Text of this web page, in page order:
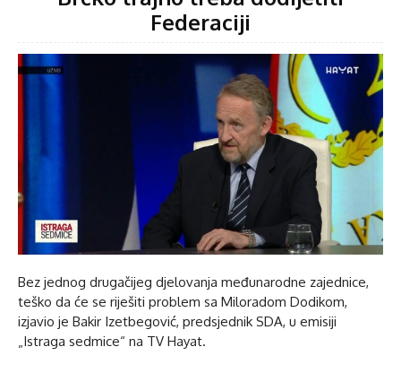
Federaciji
Bez jednog drugačijeg djelovanja međunarodne zajednice,
teško da će se riješiti problem sa Miloradom Dodikom,
izjavio je Bakir Izetbegović, predsjednik SDA, u emisiji
„Istraga sedmice“ na TV Hayat.